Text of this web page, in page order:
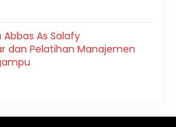
As Salafy
dan Pelatihan Manajemen